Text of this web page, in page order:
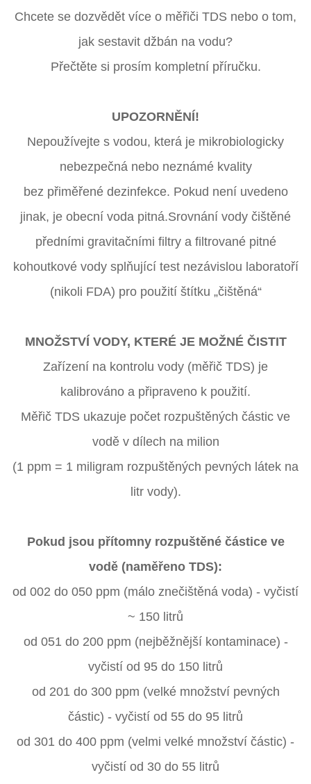
Chcete se dozvědět více o měřiči TDS nebo o tom,
jak sestavit džbán na vodu?
Přečtěte si prosím kompletní příručku.
UPOZORNĚNÍ!
Nepoužívejte s vodou, která je mikrobiologicky
nebezpečná nebo neznámé kvality
bez přiměřené dezinfekce. Pokud není uvedeno
jinak, je obecní voda pitná.Srovnání vody čištěné
předními gravitačními filtry a filtrované pitné
kohoutkové vody splňující test nezávislou laboratoří
(nikoli FDA) pro použití štítku „čištěná“
MNOŽSTVÍ VODY, KTERÉ JE MOŽNÉ ČISTIT
Zařízení na kontrolu vody (měřič TDS) je
kalibrováno a připraveno k použití.
Měřič TDS ukazuje počet rozpuštěných částic ve
vodě v dílech na milion
(1 ppm = 1 miligram rozpuštěných pevných látek na
litr vody).
Pokud jsou přítomny rozpuštěné částice ve
vodě (naměřeno TDS):
od 002 do 050 ppm (málo znečištěná voda) - vyčistí
~ 150 litrů
od 051 do 200 ppm (nejběžnější kontaminace) -
vyčistí od 95 do 150 litrů
od 201 do 300 ppm (velké množství pevných
částic) - vyčistí od 55 do 95 litrů
od 301 do 400 ppm (velmi velké množství částic) -
vyčistí od 30 do 55 litrů